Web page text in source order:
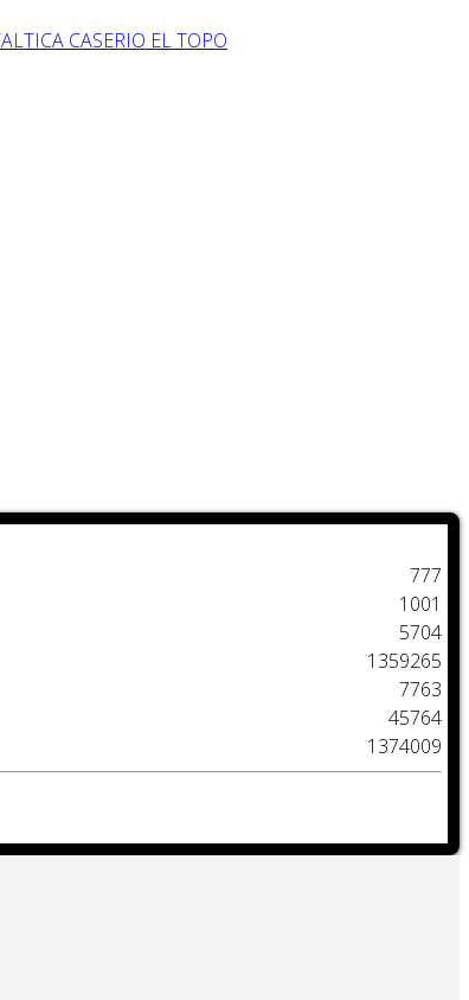
CASERIO EL TOPO
777
1001
5704
1359265
7763
45764
1374009